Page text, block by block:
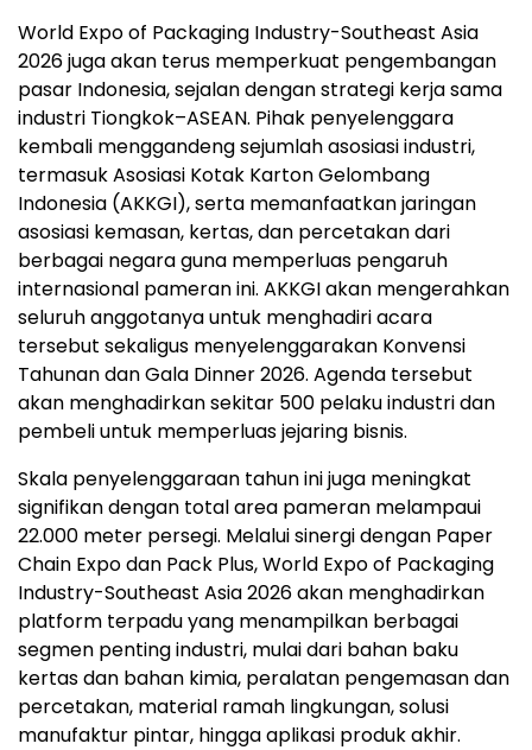
World Expo of Packaging Industry-Southeast Asia
2026 juga akan terus memperkuat pengembangan
pasar Indonesia, sejalan dengan strategi kerja sama
industri Tiongkok–ASEAN. Pihak penyelenggara
kembali menggandeng sejumlah asosiasi industri,
termasuk Asosiasi Kotak Karton Gelombang
Indonesia (AKKGI), serta memanfaatkan jaringan
asosiasi kemasan, kertas, dan percetakan dari
berbagai negara guna memperluas pengaruh
internasional pameran ini. AKKGI akan mengerahkan
seluruh anggotanya untuk menghadiri acara
tersebut sekaligus menyelenggarakan Konvensi
Tahunan dan Gala Dinner 2026. Agenda tersebut
akan menghadirkan sekitar 500 pelaku industri dan
pembeli untuk memperluas jejaring bisnis.
Skala penyelenggaraan tahun ini juga meningkat
signifikan dengan total area pameran melampaui
22.000 meter persegi. Melalui sinergi dengan Paper
Chain Expo dan Pack Plus, World Expo of Packaging
Industry-Southeast Asia 2026 akan menghadirkan
platform terpadu yang menampilkan berbagai
segmen penting industri, mulai dari bahan baku
kertas dan bahan kimia, peralatan pengemasan dan
percetakan, material ramah lingkungan, solusi
manufaktur pintar, hingga aplikasi produk akhir.